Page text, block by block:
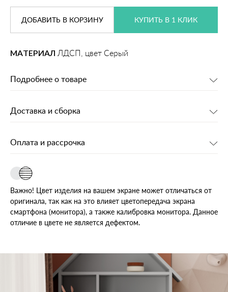
ДОБАВИТЬ В КОРЗИНУ КУПИТЬ В 1 КЛИК
МАТЕРИАЛ ЛДСП, цвет Серый
Подробнее о товаре
Доставка и сборка
Оплата и рассрочка
Важно! Цвет изделия на вашем экране может отличаться от
оригинала, так как на это влияет цветопередача экрана
смартфона (монитора), а также калибровка монитора. Данное
отличие в цвете не является дефектом.